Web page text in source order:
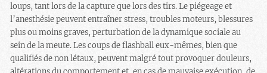
loups, tant lors de la capture que lors des tirs. Le piégeage et
l’anesthésie peuvent entraîner stress, troubles moteurs, blessures
plus ou moins graves, perturbation de la dynamique sociale au
sein de la meute. Les coups de flashball eux-mêmes, bien que
qualifiés de non létaux, peuvent malgré tout provoquer douleurs,